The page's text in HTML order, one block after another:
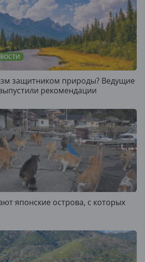
защитником природы? Ведущие
рекомендации
японские острова, с которых